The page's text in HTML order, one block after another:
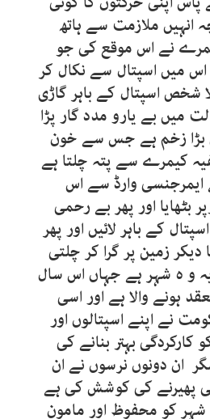
انہیں ملازمت سے ہاتھ
نے اس موقع کی جو
میں اسپتال سے نکال کر
شخص اسپتال کے باہر گاڑی
میں بے یارو مدد گار پڑا
بڑا زخم ہے جس سے خون
کیمرے سے پتہ چلتا ہے
ایمرجنسی وارڈ سے اس
بٹھایا اور پھر بے رحمی
کے باہر لائیں اور پھر
زمین پر گرا کر چلتی
و ہ شہر ہے جہاں اس سال
ہونے والا ہے اور اسی
نے اپنے اسپتالوں اور
کارکردگی بہتر بنانے کی
ان دونوں نرسوں نے ان
پھیرنے کی کوشش کی ہے
کو محفوظ اور مامون